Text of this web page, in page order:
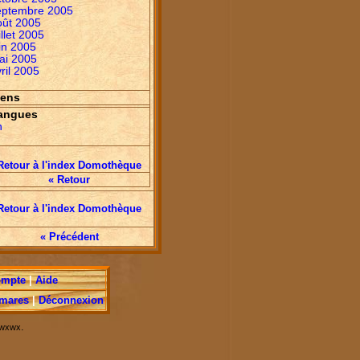
2005
2005
2005
2005
2005
2005
à l'index Domothèque
« Retour
à l'index Domothèque
« Précédent
|Aide
|Déconnexion
.